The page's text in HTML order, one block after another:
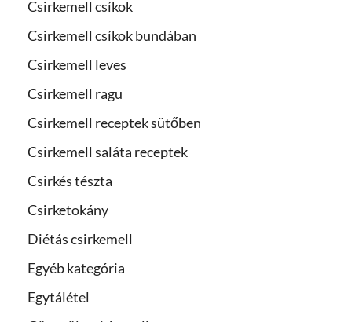
Csirkemell csíkok
Csirkemell csíkok bundában
Csirkemell leves
Csirkemell ragu
Csirkemell receptek sütőben
Csirkemell saláta receptek
Csirkés tészta
Csirketokány
Diétás csirkemell
Egyéb kategória
Egytálétel